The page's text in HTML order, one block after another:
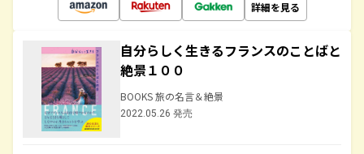
詳細を見る
自分らしく生きるフランスのことばと
絶景１００
BOOKS 旅の名言＆絶景
2022.05.26 発売